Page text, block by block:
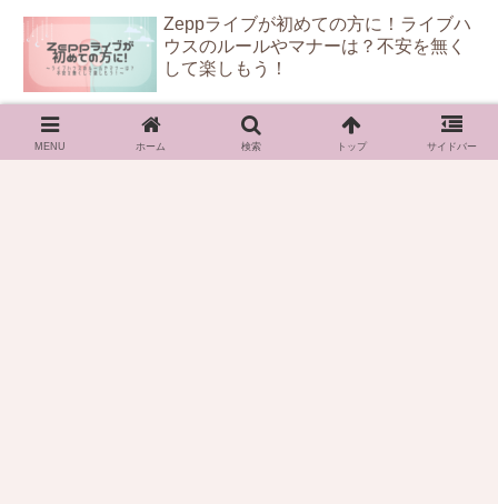
Zeppライブが初めての方に！ライブハ
ウスのルールやマナーは？不安を無く
して楽しもう！
雑誌の切り抜きファイルは無印がおす
すめ！リフィルタイプや100均のA4ワ
MENU ホーム 検索 トップ サイドバー